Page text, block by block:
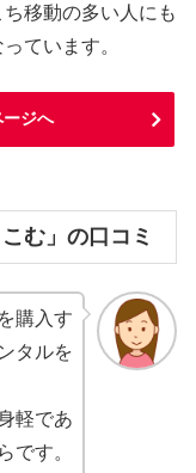
移動の多い人にも
ています。
ジへ
む」の口コミ
購入す
タルを
軽であ
です。